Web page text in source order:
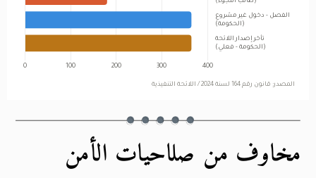
مخاوف من صلاحيات الأمن